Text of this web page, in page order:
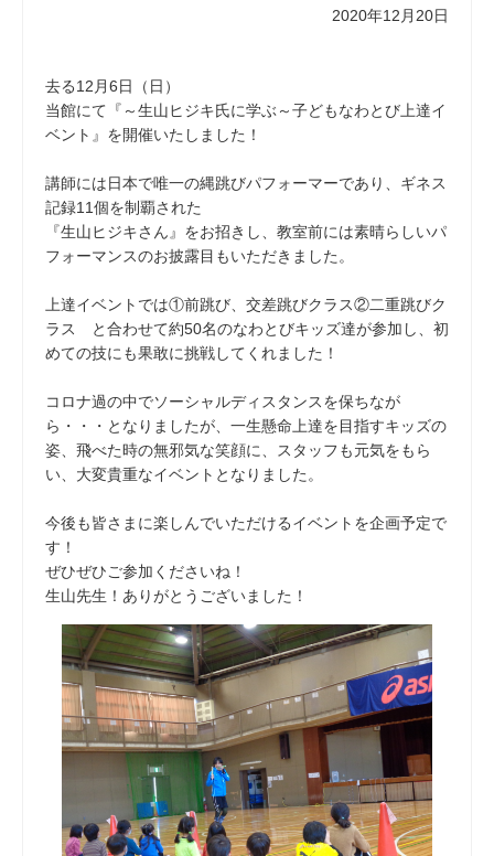
2020年12月20日
去る12月6日（日）
当館にて『～生山ヒジキ氏に学ぶ～子どもなわとび上達イ
ベント』を開催いたしました！
講師には日本で唯一の縄跳びパフォーマーであり、ギネス
記録11個を制覇された
『生山ヒジキさん』をお招きし、教室前には素晴らしいパ
フォーマンスのお披露目もいただきました。
上達イベントでは①前跳び、交差跳びクラス②二重跳びク
ラス と合わせて約50名のなわとびキッズ達が参加し、初
めての技にも果敢に挑戦してくれました！
コロナ過の中でソーシャルディスタンスを保ちなが
ら・・・となりましたが、一生懸命上達を目指すキッズの
姿、飛べた時の無邪気な笑顔に、スタッフも元気をもら
い、大変貴重なイベントとなりました。
今後も皆さまに楽しんでいただけるイベントを企画予定で
す！
ぜひぜひご参加くださいね！
生山先生！ありがとうございました！